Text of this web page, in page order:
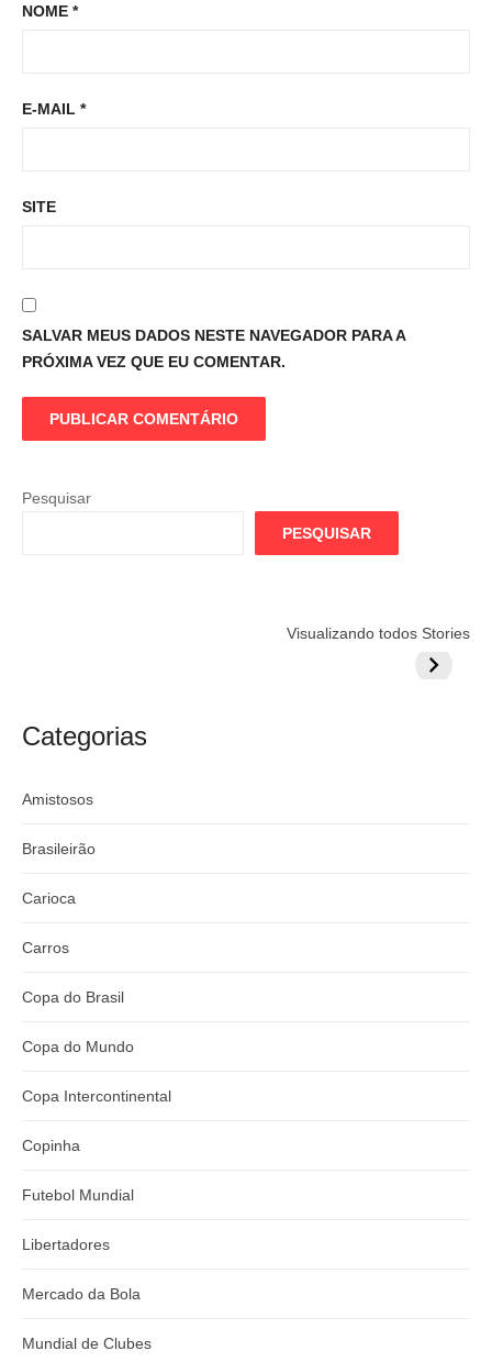
NOME *
E-MAIL *
SITE
SALVAR MEUS DADOS NESTE NAVEGADOR PARA A
PRÓXIMA VEZ QUE EU COMENTAR.
Pesquisar
PESQUISAR
Visualizando todos Stories
argentino
do
Categorias
Amistosos
Brasileirão
Carioca
Carros
Copa do Brasil
Copa do Mundo
Copa Intercontinental
Copinha
Futebol Mundial
Libertadores
Mercado da Bola
Mundial de Clubes